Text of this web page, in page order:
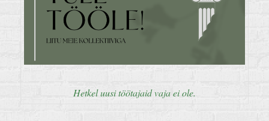
Hetkel uusi töötajaid vaja ei ole.